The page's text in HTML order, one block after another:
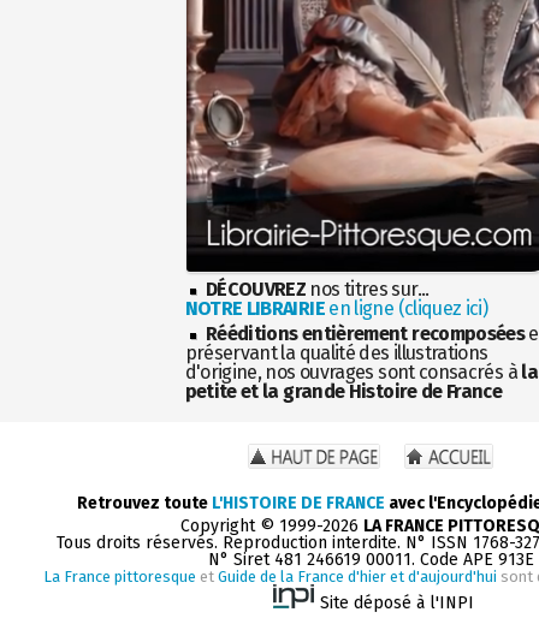
DÉCOUVREZ nos titres sur...
NOTRE LIBRAIRIEen ligne (cliquez ici)
Rééditions entièrement recomposées
préservant la qualité des illustrations
d'origine, nos ouvrages sont consacrés à la
petite et la grande Histoire de France
Retrouvez toute L'HISTOIRE DE FRANCE avec
Copyright © 1999-2026 LA FRANCE
Tous droits réservés. Reproduction interdite. N° ISSN 1768-
N° Siret 481 246619 00011. Code APE 913E
La France pittoresque et Guide de la France d'hier et d'aujourd'hui sont
Site déposé à l'INPI